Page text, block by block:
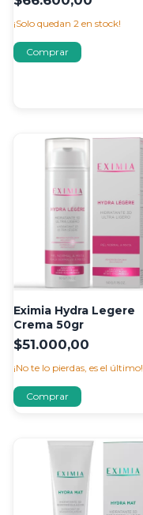
¡Solo quedan 2 en stock!
Eximia Hydra Legere
Crema 50gr
$51.000,00
¡No te lo pierdas, es el último!